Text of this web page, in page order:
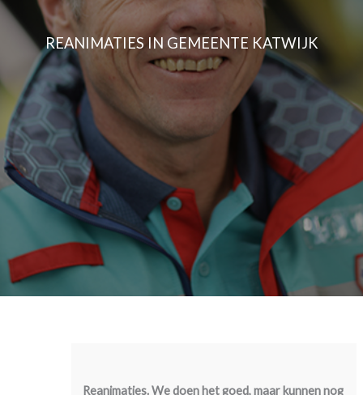
REANIMATIES IN GEMEENTE KATWIJK
Reanimaties. We doen het goed, maar kunnen nog